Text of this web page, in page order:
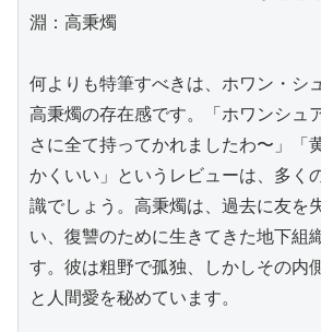
淵：高秉燭
何よりも特筆すべきは、ホワン・シ
高秉燭の存在感です。「ホワンシュ
さに全て持ってかれましたわ〜」「
かくいい」というレビューは、多く
識でしょう。高秉燭は、過去に友を
い、復讐のために生きてきた地下組
す。彼は粗野で孤独、しかしその内
と人間愛を秘めています。